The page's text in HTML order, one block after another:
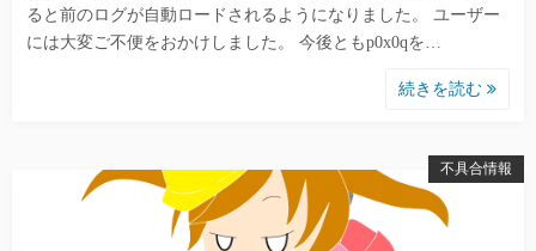
ると前のログが自動ロードされるようになりました。 ユーザー
には大変ご不便をおかけしました。 今後ともp0x0qを…
続きを読む
不具合情報